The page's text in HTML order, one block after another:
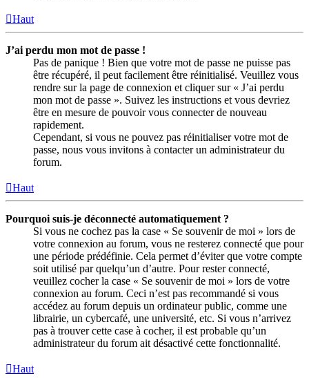
Haut
J’ai perdu mon mot de passe !
Pas de panique ! Bien que votre mot de passe ne puisse pas
être récupéré, il peut facilement être réinitialisé. Veuillez vous
rendre sur la page de connexion et cliquer sur « J’ai perdu
mon mot de passe ». Suivez les instructions et vous devriez
être en mesure de pouvoir vous connecter de nouveau
rapidement.
Cependant, si vous ne pouvez pas réinitialiser votre mot de
passe, nous vous invitons à contacter un administrateur du
forum.
Haut
Pourquoi suis-je déconnecté automatiquement ?
Si vous ne cochez pas la case « Se souvenir de moi » lors de
votre connexion au forum, vous ne resterez connecté que pour
une période prédéfinie. Cela permet d’éviter que votre compte
soit utilisé par quelqu’un d’autre. Pour rester connecté,
veuillez cocher la case « Se souvenir de moi » lors de votre
connexion au forum. Ceci n’est pas recommandé si vous
accédez au forum depuis un ordinateur public, comme une
librairie, un cybercafé, une université, etc. Si vous n’arrivez
pas à trouver cette case à cocher, il est probable qu’un
administrateur du forum ait désactivé cette fonctionnalité.
Haut